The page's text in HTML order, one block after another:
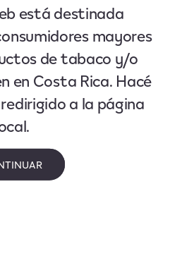
está destinada
mayores
de tabaco y/o
en Costa Rica. Hacé
a la página